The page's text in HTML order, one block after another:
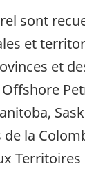
sont
et
et
la